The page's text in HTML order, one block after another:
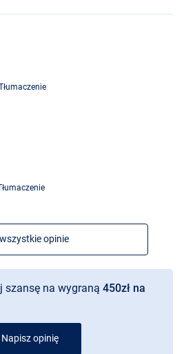
opinie
szansę na wygraną 450zł na
Napisz opinię